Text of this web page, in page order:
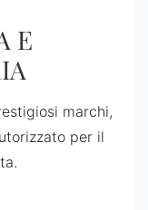
E
marchi,
per il